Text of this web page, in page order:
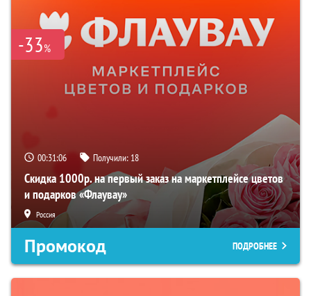
-33%
00:31:05 Получили: 18
Скидка 1000р. на первый заказ на маркетплейсе цветов
и подарков «Флаувау»
Россия
Промокод ПОДРОБНЕЕ